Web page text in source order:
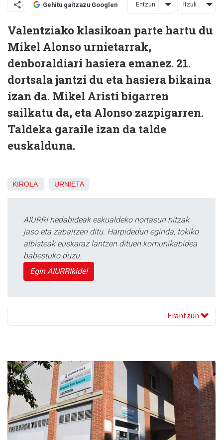
Gehitu gaitzazu Googlen Entzun Itzuli
Valentziako klasikoan parte hartu du
Mikel Alonso urnietarrak,
denboraldiari hasiera emanez. 21.
dortsala jantzi du eta hasiera bikaina
izan da. Mikel Aristi bigarren
sailkatu da, eta Alonso zazpigarren.
Taldeka garaile izan da talde
euskalduna.
KIROLA URNIETA
AIURRI hedabideak eskualdeko nortasun hitzak
jaso eta zabaltzen ditu. Harpidedun eginda, tokiko
albisteak euskaraz lantzen dituen komunikabidea
babestuko duzu.
Egin AIURRIkide!
Erantzun